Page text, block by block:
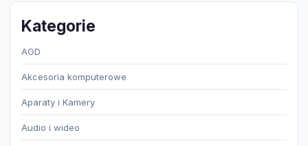
Kategorie
AGD
Akcesoria komputerowe
Aparaty i Kamery
Audio i wideo